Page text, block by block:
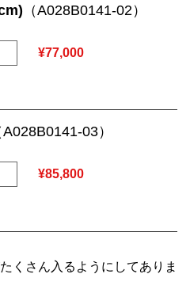
（A028B0141-02）
¥77,000
A028B0141-03）
¥85,800
くさん入るようにしてありま